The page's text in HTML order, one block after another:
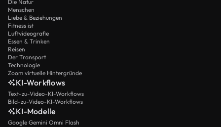
Die Natur
Menschen
Liebe & Beziehungen
Fitness ist
Luftvideografie
Essen & Trinken
Reisen
Der Transport
Technologie
Zoom virtuelle Hintergründe
KI-Workflows
Text-zu-Video-KI-Workflows
Bild-zu-Video-KI-Workflows
KI-Modelle
Google Gemini Omni Flash